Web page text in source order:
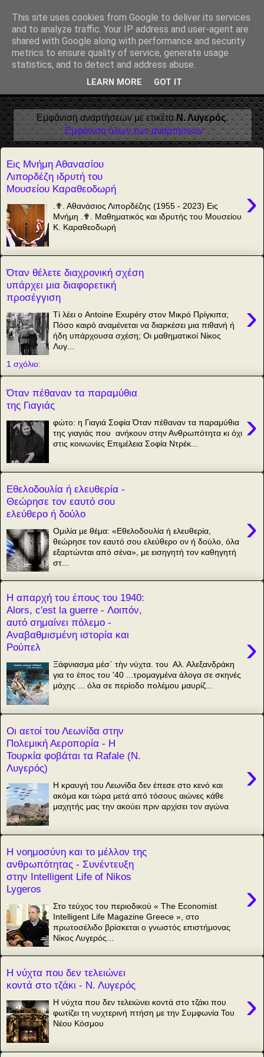
Αέναη επΑνάσταση
• Επιστήμη • Ψυχολογία • Λογοτεχνία • Τέχνες • Θεολογία •
Φιλοσοφία • Στοχασμοί... για τη μνήμη, τον άνθρωπο και το
Φως
Εμφάνιση αναρτήσεων με ετικέτα Ν. Λυγερός.
Εμφάνιση όλων των αναρτήσεων
Εις Μνήμη Αθανασίου
Λιπορδέζη ιδρυτή του
Μουσείου Καραθεοδωρή
›
.✟. Αθανάσιος Λιπορδέζης (1955 - 2023) Εις
Μνήμη .✟. Μαθηματικός και ιδρυτής του Μουσείου
Κ. Καραθεοδωρή
Όταν θέλετε διαχρονική σχέση
υπάρχει μια διαφορετική
προσέγγιση
›
Τί λέει ο Antoine Exupéry στον Μικρό Πρίγκιπα;
Πόσο καιρό αναμένεται να διαρκέσει μια πιθανή ή
ήδη υπάρχουσα σχέση; Οι μαθηματικοί Νίκος
Λυγ...
1 σχόλιο:
Όταν πέθαναν τα παραμύθια
της Γιαγιάς
›
φώτο: η Γιαγιά Σοφία Όταν πέθαναν τα παραμύθια
της γιαγιάς που ανήκουν στην Ανθρωπότητα κι όχι
στις κοινωνίες Επιμέλεια Σοφία Ντρέκ...
Εθελοδουλία ή ελευθερία -
Θεώρησε τον εαυτό σου
ελεύθερο ή δούλο
›
Ομιλία με θέμα: «Εθελοδουλία ή ελευθερία,
θεώρησε τον εαυτό σου ελεύθερο ον ή δούλο, όλα
εξαρτώνται από σένα», με εισηγητή τον καθηγητή
στ...
Η απαρχή του έπους του 1940:
Alors, c'est la guerre - Λοιπόν,
αυτό σημαίνει πόλεμο -
Αναβαθμισμένη ιστορία και
Ρούπελ
›
Ξάφνιασμα μέσ᾿ τὴν νύχτα. του Αλ. Αλεξανδράκη
για το έπος του '40 ...τρομαγμένα άλογα σε σκηνές
μάχης ... όλα σε περίοδο πολέμου μαυρίζ...
Οι αετοί του Λεωνίδα στην
Πολεμική Αεροπορία - Η
Τουρκία φοβάται τα Rafale (Ν.
Λυγερός)
›
Η κραυγή του Λεωνίδα δεν έπεσε στο κενό και
ακόμα και τώρα μετά από τόσους αιώνες κάθε
μαχητής μας την ακούει πριν αρχίσει τον αγώνα
Η νοημοσύνη και το μέλλον της
ανθρωπότητας - Συνέντευξη
στην Intelligent Life of Nikos
Lygeros
›
Στο τεύχος του περιοδικού « The Economist
Intelligent Life Magazine Greece », στο
πρωτοσέλιδο βρίσκεται ο γνωστός επιστήμονας
Νίκος Λυγερός...
Η νύχτα που δεν τελειώνει
κοντά στο τζάκι - Ν. Λυγερός
›
Η νύχτα που δεν τελειώνει κοντά στο τζάκι που
φωτίζει τη νυχτερινή πτήση με την Συμφωνία Του
Νέου Κόσμου
This site uses cookies from Google to deliver its services
and to analyze traffic. Your IP address and user-agent are
shared with Google along with performance and security
metrics to ensure quality of service, generate usage
statistics, and to detect and address abuse.
LEARN MORE GOT IT